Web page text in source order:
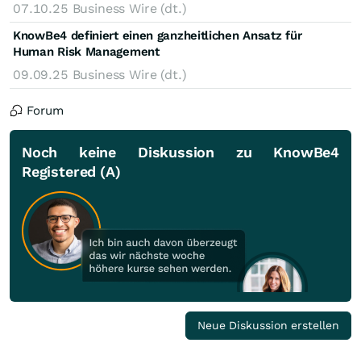
07.10.25 Business Wire (dt.)
KnowBe4 definiert einen ganzheitlichen Ansatz für
Human Risk Management
09.09.25 Business Wire (dt.)
Forum
Noch keine Diskussion zu KnowBe4
Registered (A)
Neue Diskussion erstellen